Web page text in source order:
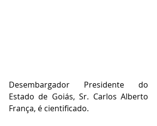
Desembargador Presidente do
Estado de Goiás, Sr. Carlos Alberto
França, é cientificado.